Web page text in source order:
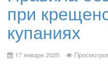
при
купаниях
17 января 2025